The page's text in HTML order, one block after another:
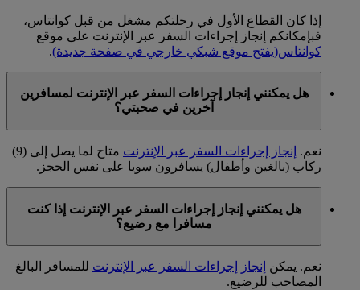
إذا كان القطاع الأول في رحلتكم مشغل من قبل كوانتاس،
فبإمكانكم إنجاز إجراءات السفر عبر الإنترنت على موقع
كوانتاس(يفتح موقع شبكي خارجي في صفحة جديدة).
هل يمكنني إنجاز إجراءات السفر عبر الإنترنت لمسافرين
آخرين في صحبتي؟
نعم. إنجاز إجراءات السفر عبر الإنترنت
متاح لما يصل إلى (9)
ركاب (بالغين وأطفال) يسافرون سويا على نفس الحجز.
هل يمكنني إنجاز إجراءات السفر عبر الإنترنت إذا كنت
مسافرا مع رضيع؟
نعم. يمكن إنجاز إجراءات السفر عبر الإنترنت للمسافر البالغ
المصاحب للرضيع.